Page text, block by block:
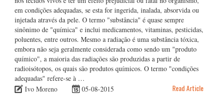
em condições adequadas, se esta for ingerida, inalada, absorvida ou
injetada através da pele. O termo "substância" é quase sempre
sinônimo de "química" e inclui medicamentos, vitaminas, pesticidas,
poluentes, entre outros. Mesmo a radiação é uma substância tóxica,
embora não seja geralmente considerada como sendo um "produto
químico", a maioria das radiações são produzidas a partir de
radioisótopos, os quais são produtos químicos. O termo "condições
adequadas" refere-se à …
Ivo Moreno
05-08-2015 Read Article